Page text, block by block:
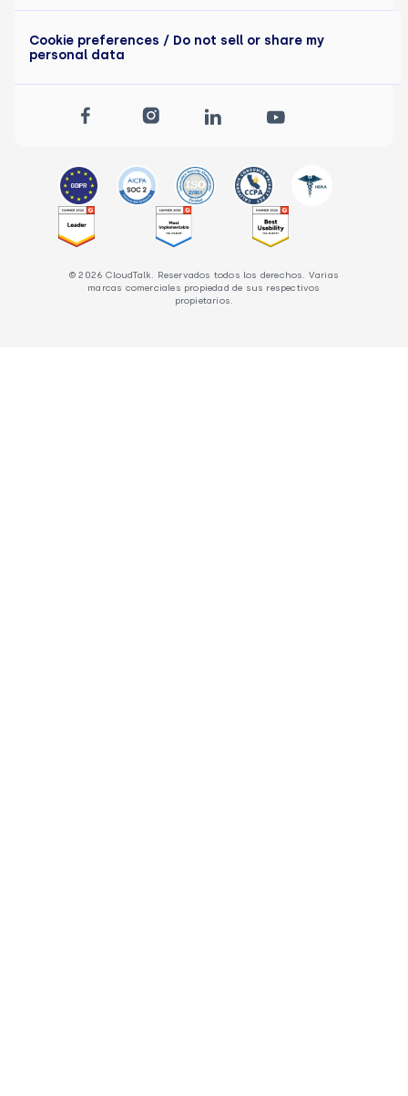
© 2026 CloudTalk. Reservados todos los derechos. Varias
marcas comerciales propiedad de sus respectivos
propietarios.
Cookie preferences / Do not sell or share my
personal data